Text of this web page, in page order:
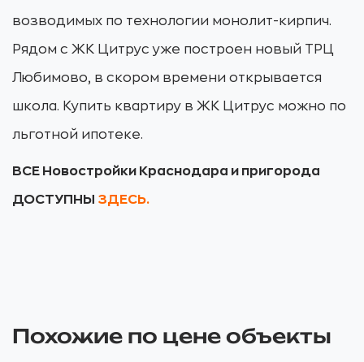
возводимых по технологии монолит-кирпич.
Рядом с ЖК Цитрус уже построен новый ТРЦ
Любимово, в скором времени открывается
школа. Купить квартиру в ЖК Цитрус можно по
льготной ипотеке.
ВСЕ Новостройки Краснодара и пригорода
ДОСТУПНЫ ЗДЕСЬ.
Похожие по цене объекты